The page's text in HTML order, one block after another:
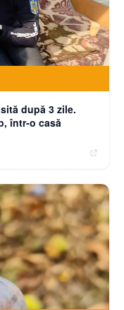
după 3 zile.
într-o casă